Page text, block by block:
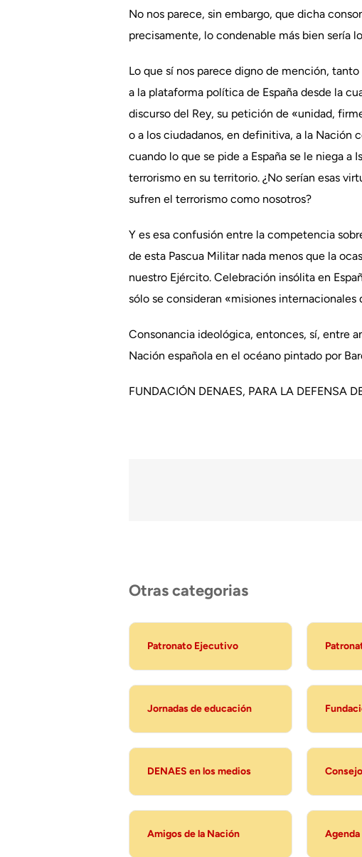
No nos parece, sin embargo, que dicha
precisamente, lo condenable más bien sería
Lo que sí nos parece digno de mención,
a la plataforma política de España desde la
discurso del Rey, su petición de «unidad,
o a los ciudadanos, en definitiva, a la Nación
cuando lo que se pide a España se le niega
terrorismo en su territorio. ¿No serían esas
sufren el terrorismo como nosotros?
Y es esa confusión entre la competencia
de esta Pascua Militar nada menos que la
nuestro Ejército. Celebración insólita en
sólo se consideran «misiones
Consonancia ideológica, entonces, sí, entre
Nación española en el océano pintado por
FUNDACIÓN DENAES, PARA LA DEFENSA
Otras categorias
Patronato Ejecutivo
Jornadas de educación
DENAES en los medios
Amigos de la Nación Agenda